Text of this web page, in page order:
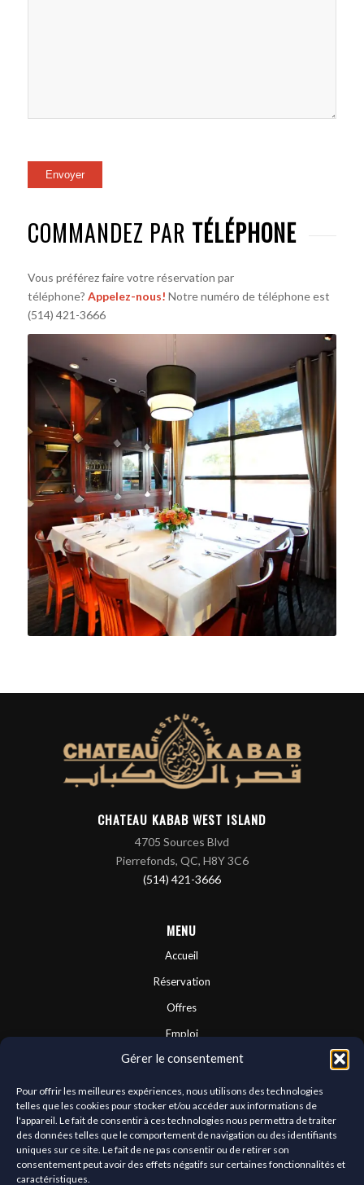
Gérer le consentement
Pour offrir les meilleures expériences, nous utilisons des technologies
telles que les cookies pour stocker et/ou accéder aux informations de
l'appareil. Le fait de consentir à ces technologies nous permettra de traiter
des données telles que le comportement de navigation ou des identifiants
uniques sur ce site. Le fait de ne pas consentir ou de retirer son
consentement peut avoir des effets négatifs sur certaines fonctionnalités et
caractéristiques.
COMMANDEZ PAR TÉLÉPHONE
Vous préférez faire votre réservation par
téléphone? Appelez-nous! Notre numéro de téléphone est
(514) 421-3666
CHATEAU KABAB WEST ISLAND
4705 Sources Blvd
Pierrefonds, QC, H8Y 3C6
(514) 421-3666
MENU
Accueil
Réservation
Offres
Emploi
Contactez-nous
À propos
CONNECTEZ-VOUS AVEC NOUS